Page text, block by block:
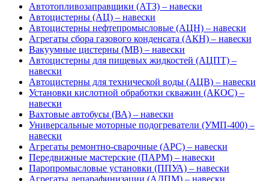
Автотопливозаправщики (АТЗ) – навески
Автоцистерны (АЦ) – навески
Автоцистерны нефтепромысловые (АЦН) – навески
Агрегаты сбора газового конденсата (АКН) – навески
Вакуумные цистерны (МВ) – навески
Автоцистерны для пищевых жидкостей (АЦПТ) –
навески
Автоцистерны для технической воды (АЦВ) – навески
Установки кислотной обработки скважин (АКОС) –
навески
Вахтовые автобусы (ВА) – навески
Универсальные моторные подогреватели (УМП-400) –
навески
Агрегаты ремонтно-сварочные (АРС) – навески
Передвижные мастерские (ПАРМ) – навески
Паропромысловые установки (ППУА) – навески
Агрегаты депарафинизации (АДПМ) – навески